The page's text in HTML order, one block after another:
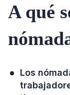
A qué
Los